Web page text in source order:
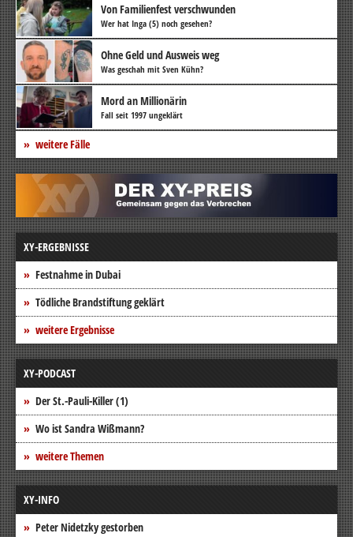
Von Familienfest verschwunden
Wer hat Inga (5) noch gesehen?
Ohne Geld und Ausweis weg
Was geschah mit Sven Kühn?
Mord an Millionärin
Fall seit 1997 ungeklärt
weitere Fälle
XY-ERGEBNISSE
Festnahme in Dubai
Tödliche Brandstiftung geklärt
weitere Ergebnisse
XY-PODCAST
Der St.-Pauli-Killer (1)
Wo ist Sandra Wißmann?
weitere Themen
XY-INFO
Peter Nidetzky gestorben